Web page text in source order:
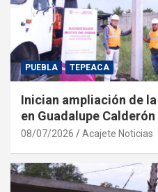
PUEBLA TEPEACA
Inician ampliación de
en Guadalupe Calderón
08/07/2026 Acajete Noticias